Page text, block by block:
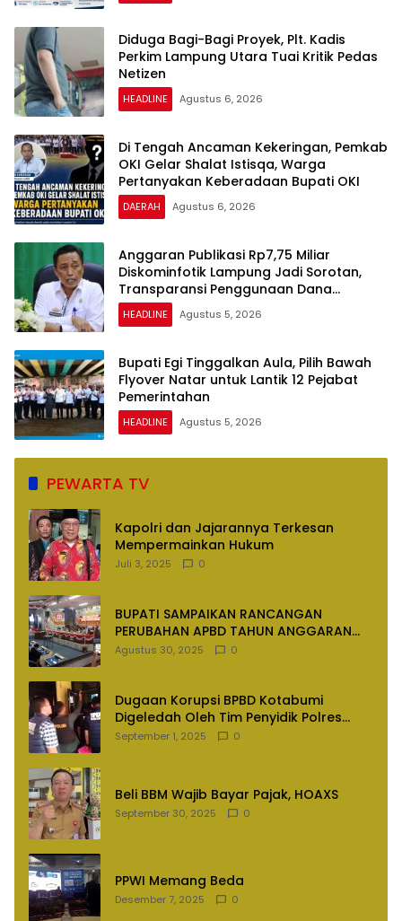
Diduga Bagi-Bagi Proyek, Plt. Kadis
Perkim Lampung Utara Tuai Kritik Pedas
Netizen
HEADLINE Agustus 6, 2026
Di Tengah Ancaman Kekeringan, Pemkab
OKI Gelar Shalat Istisqa, Warga
Pertanyakan Keberadaan Bupati OKI
DAERAH Agustus 6, 2026
Anggaran Publikasi Rp7,75 Miliar
Diskominfotik Lampung Jadi Sorotan,
Transparansi Penggunaan Dana
Dipertanyakan
HEADLINE Agustus 5, 2026
Bupati Egi Tinggalkan Aula, Pilih Bawah
Flyover Natar untuk Lantik 12 Pejabat
Pemerintahan
HEADLINE Agustus 5, 2026
PEWARTA TV
Kapolri dan Jajarannya Terkesan
Mempermainkan Hukum
Juli 3, 2025 0
BUPATI SAMPAIKAN RANCANGAN
PERUBAHAN APBD TAHUN ANGGARAN
2025
Agustus 30, 2025 0
Dugaan Korupsi BPBD Kotabumi
Digeledah Oleh Tim Penyidik Polres
Lampung Utara
September 1, 2025 0
Beli BBM Wajib Bayar Pajak, HOAXS
September 30, 2025 0
PPWI Memang Beda
Desember 7, 2025 0